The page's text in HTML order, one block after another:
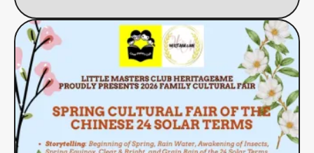
热闹欢度春节的平台。​​​​‌ ‍ ​‍​‍‌‍ ‌ ​‍‌‍‍‌‌‍‌ ‌‍‍‌‌‍ ‍​‍​‍​ ‍‍​‍​‍‌ ​ ‌‍​‌‌‍ ‍‌‍‍‌‌ ‌​‌ ‍‌​‍ ‍‌‍‍‌‌‍ ​‍​‍​‍ ​​‍​‍‌‍‍​‌ ​‍‌‍‌‌‌‍‌‍​‍​‍​ ‍‍​‍​‍‌‍‍​‌ ‌​‌ ‌​‌ ​​​ ‍‍​‍ ​‍ ‌‍ ​‌‍ ‌‍​ ‌‍​‌‌‍ ​‌‍‍​‌‍ ‌ ​ ‌ ‌​​ ‍‍​ ​ ​ ​ ​ ​ ​ ​ ​‍ ‌‍‍‌‌‍ ‍‌ ‌​‌‍‌‌‌‍ ‍‌ ‌​​‍ ‌‍‌‌‌‍‌​‌‍‍‌‌ ‌​​‍ ‌‍ ‌‌‍ ‌‍‌​‌‍‌‌​ ‌‌ ​​‌ ​‍‌‍‌‌‌ ​ ‌‍‌‌‌‍ ‍‌ ‌​‌‍​‌‌ ‌​‌‍‍‌‌‍ ‌‍ ‍​ ‍ ‌‍‍‌‌‍‌​​ ‌​ ‌ ‌‍​‍​ ‌​​ ​​‌‍​ ​ ​​​ ‌‍‌‍​‍​‍ ‌​ ​‍​ ‍​​ ​ ‌‍​‌​‍ ‌​ ‌​​ ‌‌​ ‌‌‌‍​‍​‍ ‌​ ‍​‌‍​‌‌‍​‍​ ‌ ​‍ ‌​ ​​‌‍​‍‌‍‌‍​ ‍‌​ ‌​‌‍‌​‌‍​‌​ ​​​ ‌ ​ ‌‍‌‍​‍‌‍​‌​ ‍ ‌ ‌​‌ ‍‌‌ ​​‌‍‌‌​ ‌‌‍‌‌‌ ‌‍‌‍‌‌‌‍ ‍‌ ‌​​ ‍ ‌ ​​‌‍​‌‌ ‌​‌‍‍​​ ‌‌‍‌​‌‍‌‌‌ ​ ‌‍​ ‌ ​‍‌‍‍‌‌ ​​‌ ‌​‌‍‍‌‌‍ ‌‍ ‍​ ‌‍​‍‌‍​‌‌ ​ ‌‍‌‌‌‌‌‌‌ ​‍‌‍ ​​ ‌‌‍‍​‌ ‌​‌ ‌​‌ ​​​‍‌‌​ ​ ‌​​‌​‍‌‌​ ​‍‌​‌‍​‍‌‌​ ​‍‌​‌‍‌‍ ​‌‍ ‌‍​ ‌‍​‌‌‍ ​‌‍‍​‌‍ ‌ ​ ‌ ‌​​‍‌‌​ ​ ‌​​‌​ ​ ​ ​ ​ ​ ​ ​ ​‍‌‍‌‍‍‌‌‍‌​​ ‌​ ‌ ‌‍​‍​ ‌​​ ​​‌‍​ ​ ​​​ ‌‍‌‍​‍​‍ ‌​ ​‍​ ‍​​ ​ ‌‍​‌​‍ ‌​ ‌​​ ‌‌​ ‌‌‌‍​‍​‍ ‌​ ‍​‌‍​‌‌‍​‍​ ‌ ​‍ ‌​ ​​‌‍​‍‌‍‌‍​ ‍‌​ ‌​‌‍‌​‌‍​‌​ ​​​ ‌ ​ ‌‍‌‍​‍‌‍​‌​‍‌‍‌ ‌​‌ ‍‌‌ ​​‌‍‌‌​ ‌‌‍‌‌‌ ‌‍‌‍‌‌‌‍ ‍‌ ‌​​‍‌‍‌ ​​‌‍​‌‌ ‌​‌‍‍​​ ‌‌‍‌​‌‍‌‌‌ ​ ‌‍​ ‌ ​‍‌‍‍‌‌ ​​‌ ‌​‌‍‍‌‌‍ ‌‍ ‍​‍​‍‌ ‌